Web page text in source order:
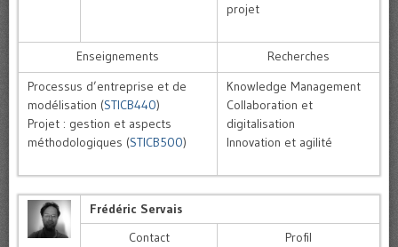
projet
Enseignements
Recherches
Processus d’entreprise et de
modélisation (STICB440)
Projet : gestion et aspects
méthodologiques (STICB500)
Knowledge Management
Collaboration et
digitalisation
Innovation et agilité
Frédéric Servais
Contact
Profil